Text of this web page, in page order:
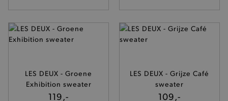
LES DEUX - Groene
Exhibition sweater
119,-
LES DEUX - Grijze Café
sweater
109,-